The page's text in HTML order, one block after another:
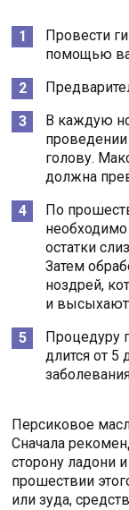
Провести
помощью
В каждую
голову.
должна
По
остатки
Затем
ноздрей,
и
Процедуру
длится от 5
Персиковое
Сначала
сторону ладони
прошествии
или зуда,